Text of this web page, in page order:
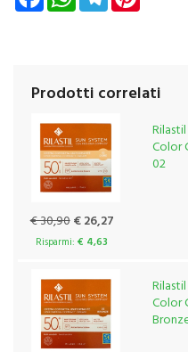
Prodotti correlati
Color
02
€ 30,90 € 26,27
Risparmi:€ 4,63
Color